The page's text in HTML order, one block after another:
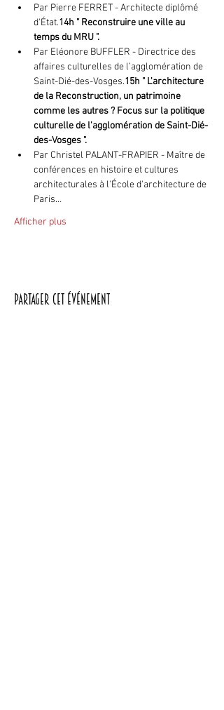
Par Pierre FERRET - Architecte diplômé
d'État.14h " Reconstruire une ville au
temps du MRU ".
Par Eléonore BUFFLER - Directrice des
affaires culturelles de l’agglomération de
Saint-Dié-des-Vosges.15h " L'architecture
de la Reconstruction, un patrimoine
comme les autres ? Focus sur la politique
culturelle de l'agglomération de Saint-Dié-
des-Vosges ".
Par Christel PALANT-FRAPIER - Maître de
conférences en histoire et cultures
architecturales à l'École d'architecture de
Paris…
Afficher plus
Partager cet événement